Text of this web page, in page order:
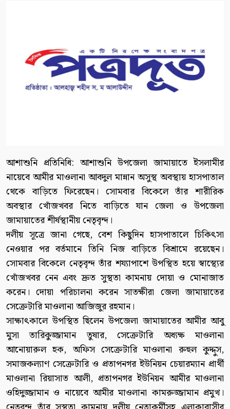
আশাশুনি প্রতিনিধি: আশাশুনি উপজেলা জামায়াতে ইসলামীর
নায়েবে আমীর মাওলানা আবদুল মান্নান অসুস্থ অবস্থায় হাসপাতাল
থেকে বাড়িতে ফিরেছেন। সোমবার বিকেলে তাঁর শারীরিক
অবস্থার খোঁজখবর নিতে বাড়িতে যান জেলা ও উপজেলা
জামায়াতের শীর্ষস্থানীয় নেতৃবৃন্দ।
দলীয় সূত্রে জানা গেছে, বেশ কিছুদিন হাসপাতালে চিকিৎসা
নেওয়ার পর বর্তমানে তিনি নিজ বাড়িতে বিশ্রামে রয়েছেন।
সোমবার বিকেলে নেতৃবৃন্দ তাঁর শয্যাপাশে উপস্থিত হয়ে স্বাস্থ্যের
খোঁজখবর নেন এবং দ্রুত সুস্থতা কামনায় দোয়া ও মোনাজাত
করেন। দোয়া পরিচালনা করেন সাতক্ষীরা জেলা জামায়াতের
সেক্রেটারি মাওলানা আজিজুর রহমান।
সাক্ষাৎকালে উপস্থিত ছিলেন উপজেলা জামায়াতের আমীর আবু
মুসা তারিকুজ্জামান তুষার, সেক্রেটারি অধ্যক্ষ মাওলানা
আনোয়ারুল হক, অফিস সেক্রেটারি মাওলানা রুহুল কুদ্দুস,
সমাজকল্যাণ সেক্রেটারি ও প্রতাপনগর ইউনিয়ন চেয়ারম্যান প্রার্থী
মাওলানা রিয়াসাত আলী, প্রতাপনগর ইউনিয়ন আমীর মাওলানা
ওহিদুজ্জামান ও নায়েবে আমীর মাওলানা কামরুজ্জামান প্রমুখ।